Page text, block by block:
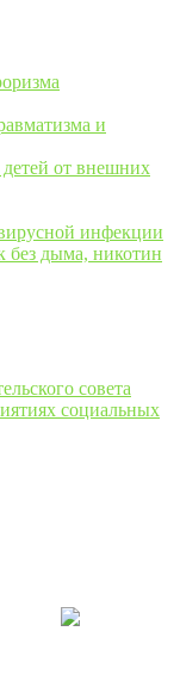
и
от внешних
инфекции
без дыма, никотин
совета
социальных